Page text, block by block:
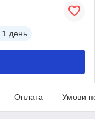
1 день
Оплата Умови